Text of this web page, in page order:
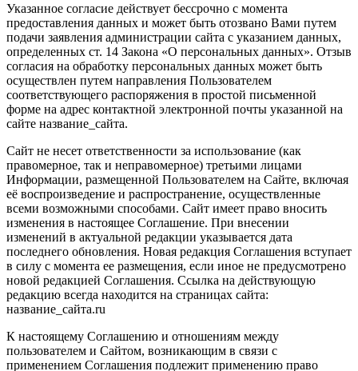
Указанное согласие действует бессрочно с момента
предоставления данных и может быть отозвано Вами путем
подачи заявления администрации сайта с указанием данных,
определенных ст. 14 Закона «О персональных данных». Отзыв
согласия на обработку персональных данных может быть
осуществлен путем направления Пользователем
соответствующего распоряжения в простой письменной
форме на адрес контактной электронной почты указанной на
сайте название_сайта.
Сайт не несет ответственности за использование (как
правомерное, так и неправомерное) третьими лицами
Информации, размещенной Пользователем на Сайте, включая
её воспроизведение и распространение, осуществленные
всеми возможными способами. Сайт имеет право вносить
изменения в настоящее Соглашение. При внесении
изменений в актуальной редакции указывается дата
последнего обновления. Новая редакция Соглашения вступает
в силу с момента ее размещения, если иное не предусмотрено
новой редакцией Соглашения. Ссылка на действующую
редакцию всегда находится на страницах сайта:
название_сайта.ru
К настоящему Соглашению и отношениям между
пользователем и Сайтом, возникающим в связи с
применением Соглашения подлежит применению право